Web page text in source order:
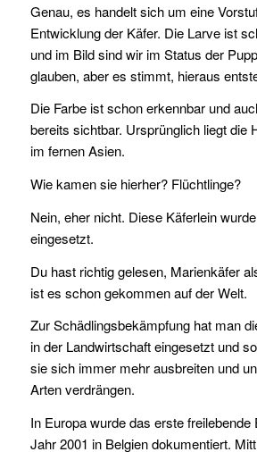
Genau, es handelt sich um eine
Entwicklung der Käfer. Die Larve ist
und im Bild sind wir im Status der
glauben, aber es stimmt, hieraus
Die Farbe ist schon erkennbar und
bereits sichtbar. Ursprünglich liegt die
im fernen Asien.
Wie kamen sie hierher? Flüchtlinge?
Nein, eher nicht. Diese Käferlein
eingesetzt.
Du hast richtig gelesen, Marienkäfer
ist es schon gekommen auf der Welt.
Zur Schädlingsbekämpfung hat man
in der Landwirtschaft eingesetzt und
sie sich immer mehr ausbreiten und
Arten verdrängen.
In Europa wurde das erste
Jahr 2001 in Belgien dokumentiert.